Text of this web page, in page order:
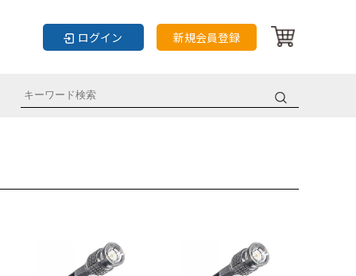
ログイン 新規会員登録